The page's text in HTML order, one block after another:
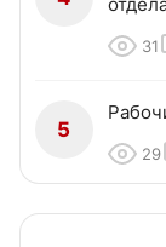
31
5
29